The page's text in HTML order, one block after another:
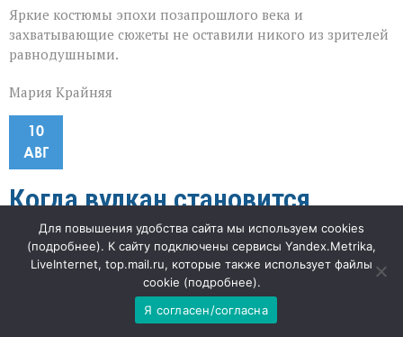
Яркие костюмы эпохи позапрошлого века и
захватывающие сюжеты не оставили никого из зрителей
равнодушными.
Мария Крайняя
10
АВГ
Когда вулкан становится
угрозой урожаю
38 Комментарии
записи
«А если этот гигант действительно проснётся — что
Для повышения удобства сайта мы используем cookies
(подробнее). К сайту подключены сервисы Yandex.Metrika,
LiveInternet, top.mail.ru, которые также использует файлы
cookie (подробнее).
Я согласен/согласна